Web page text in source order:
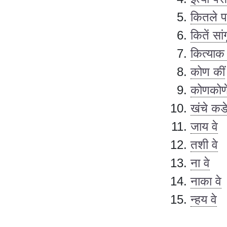
कितले
कितें
कोण कीं
खंचे
जाय वे
तशी वे
ना वे
नाका वे
न्हय वे